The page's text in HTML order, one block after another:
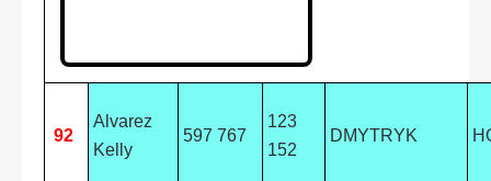
92
Alvarez
Kelly
597 767
123
152
DMYTRYK